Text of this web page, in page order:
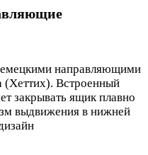
направляющими
Встроенный
закрывать ящик плавно
выдвижения в нижней